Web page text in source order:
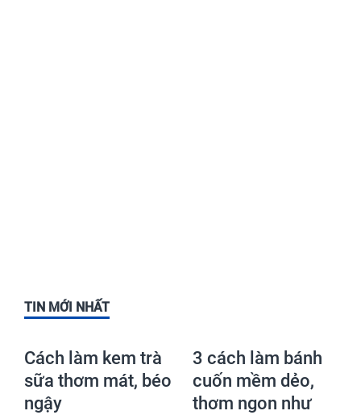
TIN MỚI NHẤT
Cách làm kem trà
sữa thơm mát, béo
ngậy
3 cách làm bánh
cuốn mềm dẻo,
thơm ngon như